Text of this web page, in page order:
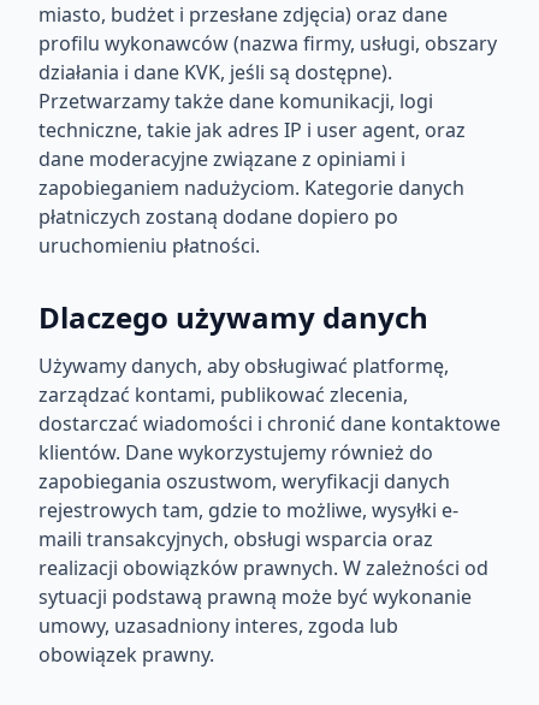
miasto, budżet i przesłane zdjęcia) oraz dane
profilu wykonawców (nazwa firmy, usługi, obszary
działania i dane KVK, jeśli są dostępne).
Przetwarzamy także dane komunikacji, logi
techniczne, takie jak adres IP i user agent, oraz
dane moderacyjne związane z opiniami i
zapobieganiem nadużyciom. Kategorie danych
płatniczych zostaną dodane dopiero po
uruchomieniu płatności.
Dlaczego używamy danych
Używamy danych, aby obsługiwać platformę,
zarządzać kontami, publikować zlecenia,
dostarczać wiadomości i chronić dane kontaktowe
klientów. Dane wykorzystujemy również do
zapobiegania oszustwom, weryfikacji danych
rejestrowych tam, gdzie to możliwe, wysyłki e-
maili transakcyjnych, obsługi wsparcia oraz
realizacji obowiązków prawnych. W zależności od
sytuacji podstawą prawną może być wykonanie
umowy, uzasadniony interes, zgoda lub
obowiązek prawny.